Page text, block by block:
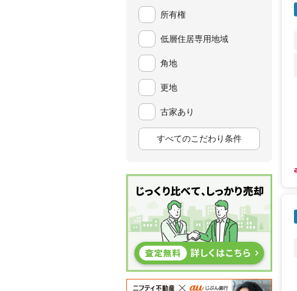
所有権
低層住居専用地域
角地
更地
古家あり
すべてのこだわり条件